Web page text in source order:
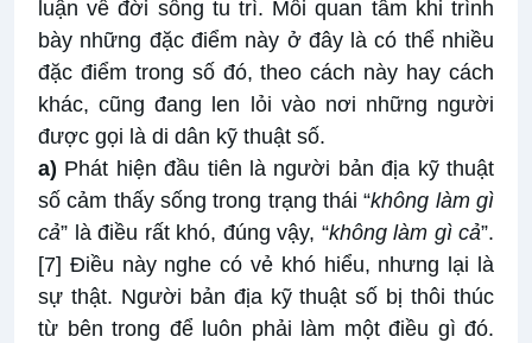
luận về đời sống tu trì. Mối quan tâm khi trình
bày những đặc điểm này ở đây là có thể nhiều
đặc điểm trong số đó, theo cách này hay cách
khác, cũng đang len lỏi vào nơi những người
được gọi là di dân kỹ thuật số.
a) Phát hiện đầu tiên là người bản địa kỹ thuật
số cảm thấy sống trong trạng thái “không làm gì
cả” là điều rất khó, đúng vậy, “không làm gì cả”.
[7] Điều này nghe có vẻ khó hiểu, nhưng lại là
sự thật. Người bản địa kỹ thuật số bị thôi thúc
từ bên trong để luôn phải làm một điều gì đó.